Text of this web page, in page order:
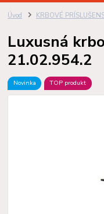
Úvod KRBOVÉ
Luxusná
21.02.954.2
Novinka TOP produkt